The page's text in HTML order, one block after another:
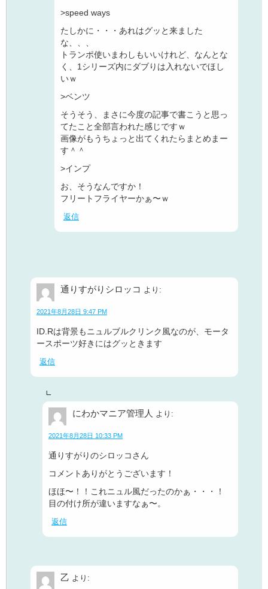
>speed ways
たしかに・・・あれはグッと来ました
な、、、
トランポ使いまわしもいいけれど、なんとな
く、1シリーズ内にダブりは入れないでほし
いｗ
>ベンツ
そうそう、まさに今度の記事で書こうと思っ
てたこと全部言われた感じですｗ
画像がもうちょっと出てくれたらまとめまー
す＾＾
>インプ
お、そうなんですか！
フリートフライヤーかぁ〜ｗ
返信
通りすがりシロッコ より:
2021年8月28日 9:47 PM
ID.Rは背景もニュルブルクリンク風なのが、モータ
ースポーツ好きにはグッときます
返信
にわかマニア管理人 より:
2021年8月28日 10:33 PM
通りすがりのシロッコさん
コメントありがとうございます！
ほほ〜！！これニュル風だったのかぁ・・・！
目の付け所が違いますなぁ〜。
返信
乙 より: